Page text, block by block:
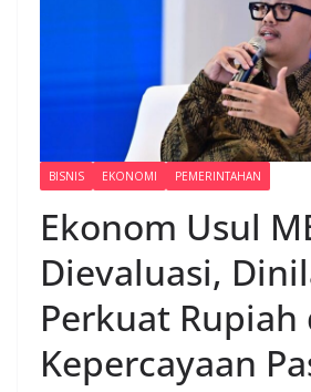
BISNIS EKONOMI PEMERINTAHAN
Ekonom Usul
Dievaluasi,
Perkuat Rupiah
Kepercayaan